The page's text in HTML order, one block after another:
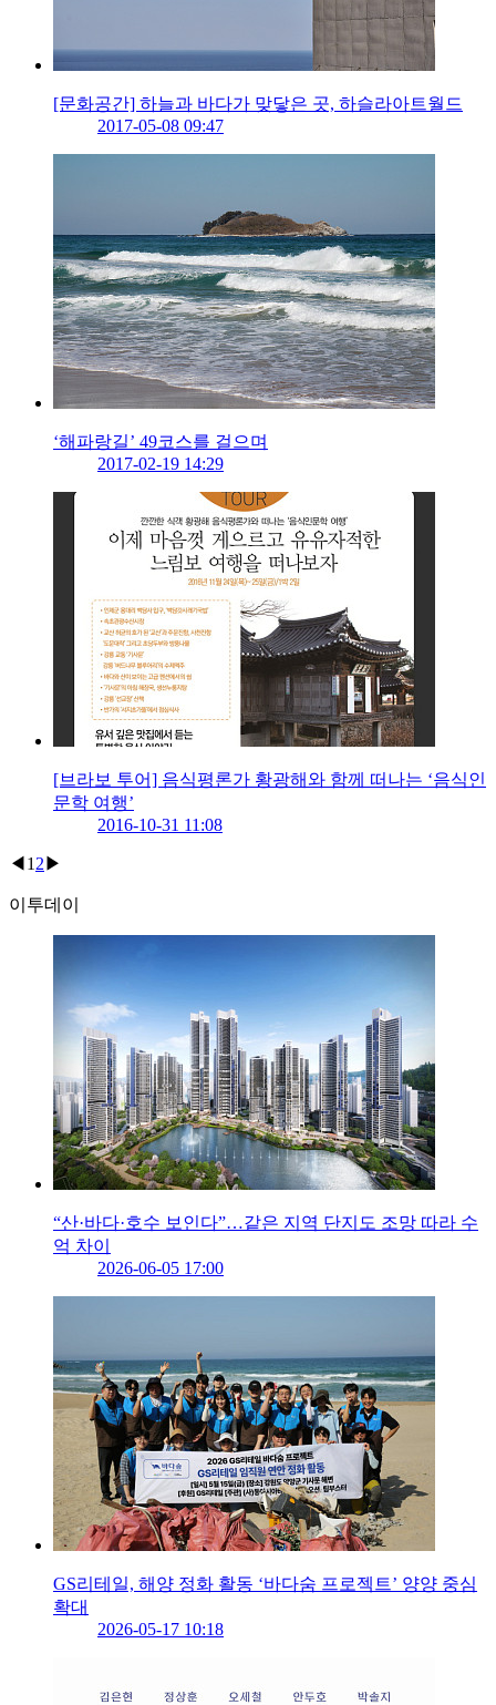
[문화공간] 하늘과 바다가 맞닿은 곳, 하슬라아트월드
2017-05-08 09:47
‘해파랑길’ 49코스를 걸으며
2017-02-19 14:29
[브라보 투어] 음식평론가 황광해와 함께 떠나는 ‘음식인
문학 여행’
2016-10-31 11:08
◀ 1 2 ▶
이투데이
“산·바다·호수 보인다”…같은 지역 단지도 조망 따라 수
억 차이
2026-06-05 17:00
GS리테일, 해양 정화 활동 ‘바다숨 프로젝트’ 양양 중심
확대
2026-05-17 10:18